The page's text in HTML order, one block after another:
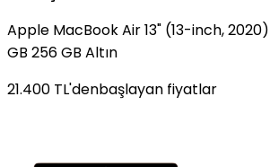
Apple MacBook Air 13" (13-inch, 2020)
GB 256 GB Altın
21.400 TL'denbaşlayan fiyatlar